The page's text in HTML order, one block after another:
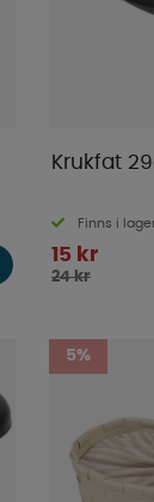
Krukfat
Finns i
15 kr
24 kr
5%